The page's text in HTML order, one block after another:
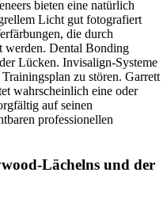
bieten eine natürlich
Licht gut fotografiert
die durch
werden. Dental Bonding
Lücken. Invisalign-Systeme
zu stören. Garrett
wahrscheinlich eine oder
auf seinen
professionellen
Lächelns und der